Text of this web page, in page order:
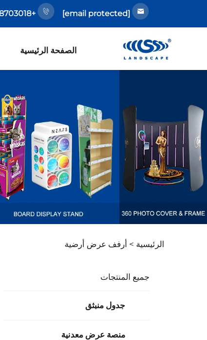
[email protected]
+86-18588703018
الصفحة الرئيسية
الرئيسية > أرفف عرض أرضية
جميع المنتجات
جدول منبثق
منصة عرض معدنية